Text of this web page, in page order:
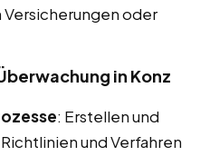
oder
in Konz
: Erstellen und
und Verfahren